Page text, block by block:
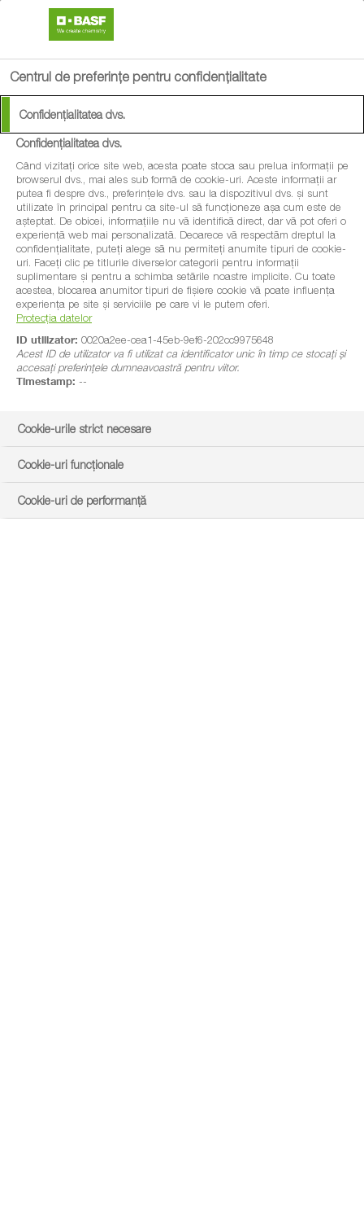
Centrul de preferințe pentru confidențialitate
Confidențialitatea dvs.
Confidențialitatea dvs.
Când vizitați orice site web, acesta poate stoca sau prelua informații pe
browserul dvs., mai ales sub formă de cookie-uri. Aceste informații ar
putea fi despre dvs., preferințele dvs. sau la dispozitivul dvs. și sunt
utilizate în principal pentru ca site-ul să funcționeze așa cum este de
așteptat. De obicei, informațiile nu vă identifică direct, dar vă pot oferi o
experiență web mai personalizată. Deoarece vă respectăm dreptul la
confidențialitate, puteți alege să nu permiteți anumite tipuri de cookie-
uri. Faceți clic pe titlurile diverselor categorii pentru informații
suplimentare și pentru a schimba setările noastre implicite. Cu toate
acestea, blocarea anumitor tipuri de fișiere cookie vă poate influența
experiența pe site și serviciile pe care vi le putem oferi.
Protecția datelor
ID utilizator: 0020a2ee-cea1-45eb-9ef6-202cc9975648
Acest ID de utilizator va fi utilizat ca identificator unic în timp ce stocați și
accesați preferințele dumneavoastră pentru viitor.
Timestamp: --
Cookie-urile strict necesare
Cookie-uri funcționale
Cookie-uri de performanță